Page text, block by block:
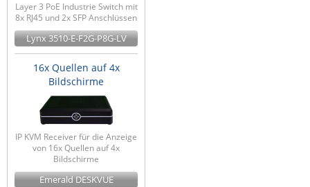
Layer 3 PoE Industrie Switch mit
8x RJ45 und 2x SFP Anschlüssen
Lynx 3510-E-F2G-P8G-LV
16x Quellen auf 4x
Bildschirme
IP KVM Receiver für die Anzeige
von 16x Quellen auf 4x
Bildschirme
Emerald DESKVUE